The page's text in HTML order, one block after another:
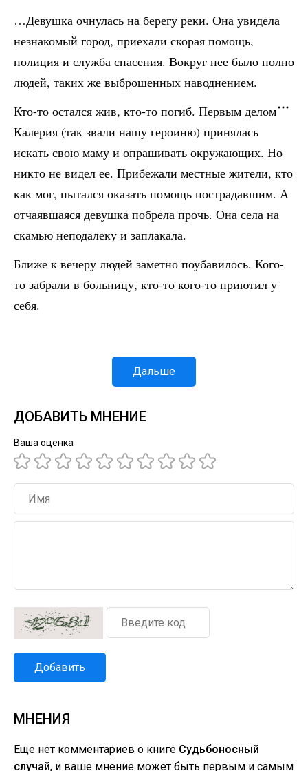
…Девушка очнулась на берегу реки. Она увидела
незнакомый город, приехали скорая помощь,
полиция и служба спасения. Вокруг нее было полно
людей, таких же выброшенных наводнением.
Кто-то остался жив, кто-то погиб. Первым делом
Калерия (так звали нашу героиню) принялась
искать свою маму и опрашивать окружающих. Но
никто не видел ее. Прибежали местные жители, кто
как мог, пытался оказать помощь пострадавшим. А
отчаявшаяся девушка побрела прочь. Она села на
скамью неподалеку и заплакала.
Ближе к вечеру людей заметно поубавилось. Кого-
то забрали в больницу, кто-то кого-то приютил у
себя.
Дальше
ДОБАВИТЬ МНЕНИЕ
Ваша оценка
Добавить
МНЕНИЯ
Еще нет комментариев о книге Судьбоносный
случай, и ваше мнение может быть первым и самым